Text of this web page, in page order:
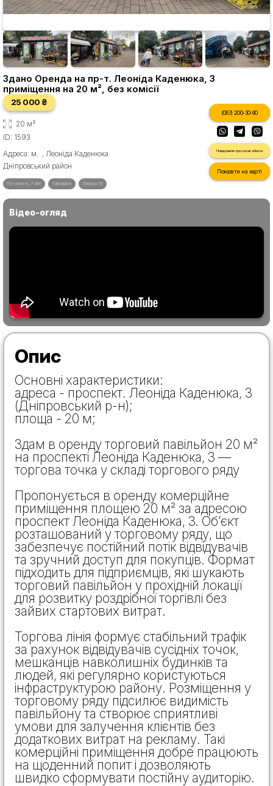
Здано Оренда на пр-т. Леоніда Каденюка, 3
приміщення на 20 м², без комісії
25 000 ₴
20 м²
ID: 1593
Адреса: м. , Леоніда Каденюка
Дніпровський район
(067) 200-30-90
Повідомити про схожі об'єкти
Показати на карті
Потужність: 7 кВт Павільйон Поверх 1/1
Відео-огляд
Опис
Основні характеристики:
адреса - проспект. Леоніда Каденюка, 3
(Дніпровський р-н);
площа - 20 м;
Здам в оренду торговий павільйон 20 м²
на проспекті Леоніда Каденюка, 3 —
торгова точка у складі торгового ряду
Пропонується в оренду комерційне
приміщення площею 20 м² за адресою
проспект Леоніда Каденюка, 3. Об’єкт
розташований у торговому ряду, що
забезпечує постійний потік відвідувачів
та зручний доступ для покупців. Формат
підходить для підприємців, які шукають
торговий павільйон у прохідній локації
для розвитку роздрібної торгівлі без
зайвих стартових витрат.
Торгова лінія формує стабільний трафік
за рахунок відвідувачів сусідніх точок,
мешканців навколишніх будинків та
людей, які регулярно користуються
інфраструктурою району. Розміщення у
торговому ряду підсилює видимість
павільйону та створює сприятливі
умови для залучення клієнтів без
додаткових витрат на рекламу. Такі
комерційні приміщення добре працюють
на щоденний попит і дозволяють
швидко сформувати постійну аудиторію.